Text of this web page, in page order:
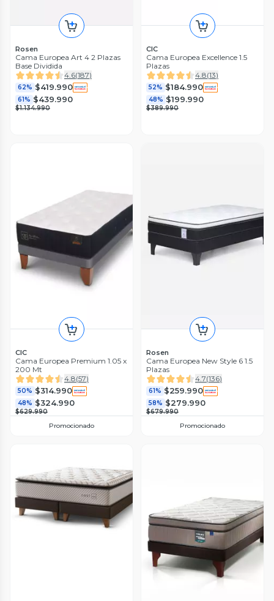
Rosen
Cama Europea Art 4 2 Plazas
Base Dividida
4.6(187)
62% $419.990
61% $439.990
$1.134.990
CIC
Cama Europea Excellence 1.5
Plazas
4.8(13)
52% $184.990
48% $199.990
$389.990
CIC
Cama Europea Premium 1.05 x
200 Mt
4.8(57)
50% $314.990
48% $324.990
$629.990
Promocionado
Rosen
Cama Europea New Style 6 1.5
Plazas
4.7(136)
61% $259.990
58% $279.990
$679.990
Promocionado